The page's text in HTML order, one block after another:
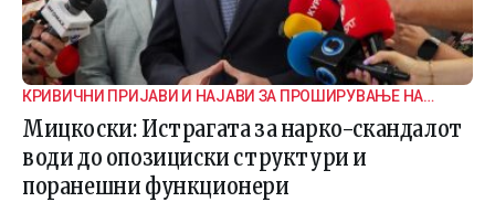
КРИВИЧНИ ПРИЈАВИ И НАЈАВИ ЗА ПРОШИРУВАЊЕ НА
ИСТРАГАТА
Мицкоски: Истрагата за нарко-скандалот
води до опозициски структури и
поранешни функционери